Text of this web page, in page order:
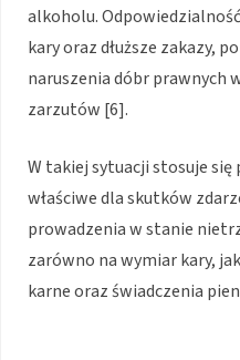
alkoholu.
kary oraz dłuższe zakazy,
naruszenia dóbr prawnych
zarzutów [6].
W takiej sytuacji stosuje
właściwe dla skutków
prowadzenia w stanie
zarówno na wymiar kary,
karne oraz świadczenia